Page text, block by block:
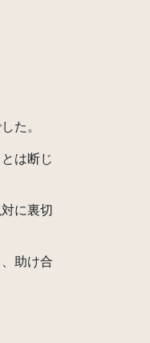
た。
は断じ
に裏切
助け合